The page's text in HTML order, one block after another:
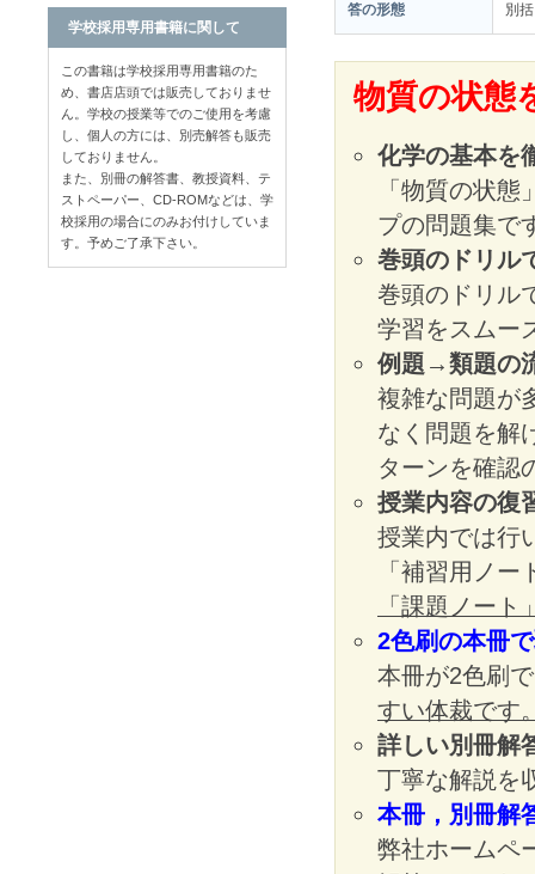
答の形態 別
物質の状態
化学の基本を
「物質の状
プの問題集で
巻頭のドリル
巻頭のドリル
学習をスムー
例題→類題の
複雑な問題が
なく問題を解
ターンを確認
授業内容の復
授業内では行
「補習用ノ
「課題ノー
2色刷の本冊
本冊が2色刷
すい体裁です
詳しい別冊解
丁寧な解説を
本冊，別冊解
弊社ホームペ
学校採用専用書籍に関して
この書籍は学校採用専用書籍のた
め、書店店頭では販売しておりませ
ん。学校の授業等でのご使用を考慮
し、個人の方には、別売解答も販売
しておりません。
また、別冊の解答書、教授資料、テ
ストペーパー、CD-ROMなどは、学
校採用の場合にのみお付けしていま
す。予めご了承下さい。